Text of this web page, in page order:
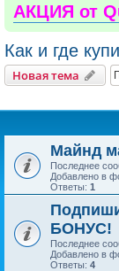
АКЦИЯ от
Как и где
Новая тема
Майнд
Последнее
Добавлено в
Ответы: 1
БОНУС!
Последнее
Добавлено в
Ответы: 4